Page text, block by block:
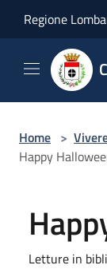
Regione
Home >
Happy
Letture in